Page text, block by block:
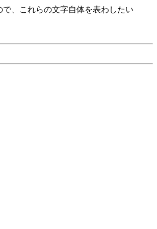
、これらの文字自体を表わしたい